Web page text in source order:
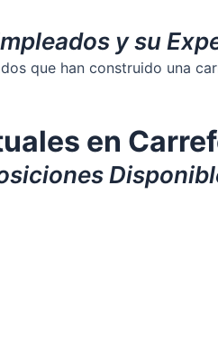
y su
que han construido una
en